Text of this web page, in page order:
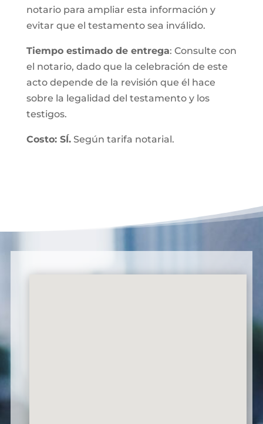
notario para ampliar esta información y
evitar que el testamento sea inválido.
Tiempo estimado de entrega: Consulte con
el notario, dado que la celebración de este
acto depende de la revisión que él hace
sobre la legalidad del testamento y los
testigos.
Costo: SÍ.Según tarifa notarial.